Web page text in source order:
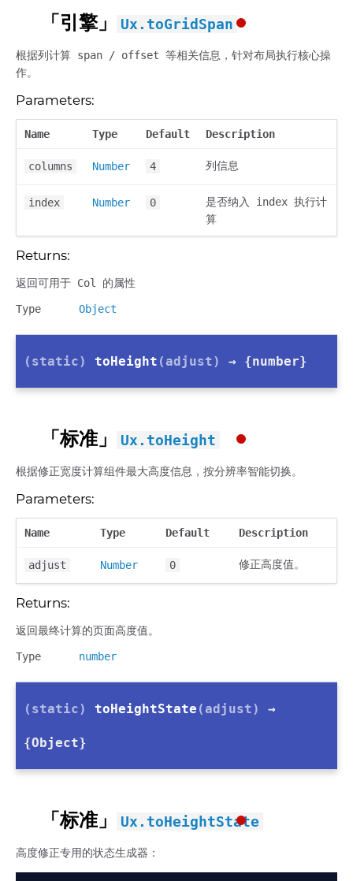
「引擎」 Ux.toGridSpan
根据列计算 span / offset 等相关信息，针对布局执行核心操
作。
Parameters:
Name Type Default Description
columns Number 4 列信息
index Number 0
是否纳入 index 执行计
算
Returns:
返回可用于 Col 的属性
Type Object
(static) toHeight (adjust) → {number}
「标准」 Ux.toHeight
根据修正宽度计算组件最大高度信息，按分辨率智能切换。
Parameters:
Name Type Default Description
adjust Number 0 修正高度值。
Returns:
返回最终计算的页面高度值。
Type number
(static) toHeightState (adjust) →
{Object}
「标准」 Ux.toHeightState
高度修正专用的状态生成器：